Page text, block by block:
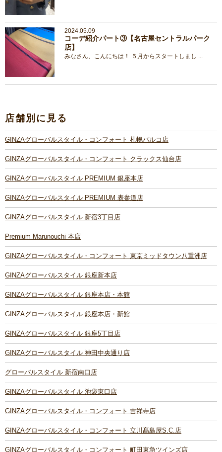
2024.05.09
コーデ紹介パート③【名古屋セントラルパーク
店】
みなさん、こんにちは！ ５月からスタートしまし ...
店舗別に見る
GINZAグローバルスタイル・コンフォート 札幌パルコ店
GINZAグローバルスタイル・コンフォート クラックス仙台店
GINZAグローバルスタイル PREMIUM 銀座本店
GINZAグローバルスタイル PREMIUM 表参道店
GINZAグローバルスタイル 新宿3丁目店
Premium Marunouchi 本店
GINZAグローバルスタイル・コンフォート 東京ミッドタウン八重洲店
GINZAグローバルスタイル 銀座新本店
GINZAグローバルスタイル 銀座本店・本館
GINZAグローバルスタイル 銀座本店・新館
GINZAグローバルスタイル 銀座5丁目店
GINZAグローバルスタイル 神田中央通り店
グローバルスタイル 新宿南口店
GINZAグローバルスタイル 池袋東口店
GINZAグローバルスタイル・コンフォート 吉祥寺店
GINZAグローバルスタイル・コンフォート 立川髙島屋S.C.店
GINZAグローバルスタイル・コンフォート 町田東急ツインズ店